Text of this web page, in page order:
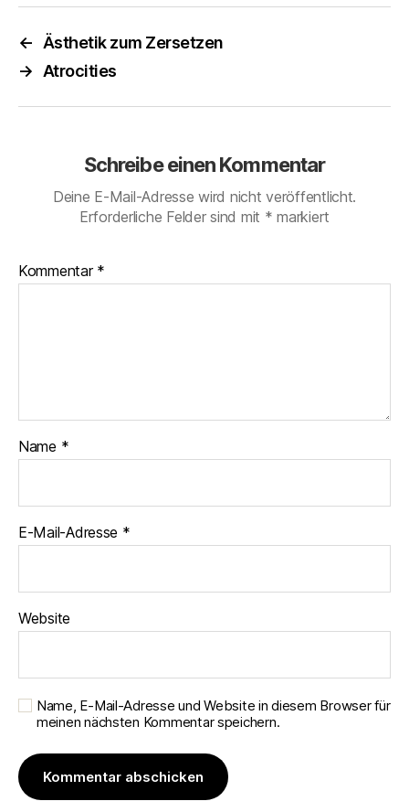
←
Ästhetik zum Zersetzen
→ Atrocities
Schreibe einen Kommentar
Deine E-Mail-Adresse wird nicht veröffentlicht.
Erforderliche Felder sind mit * markiert
Kommentar *
Name *
E-Mail-Adresse *
Website
Name, E-Mail-Adresse und Website in diesem Browser für
meinen nächsten Kommentar speichern.